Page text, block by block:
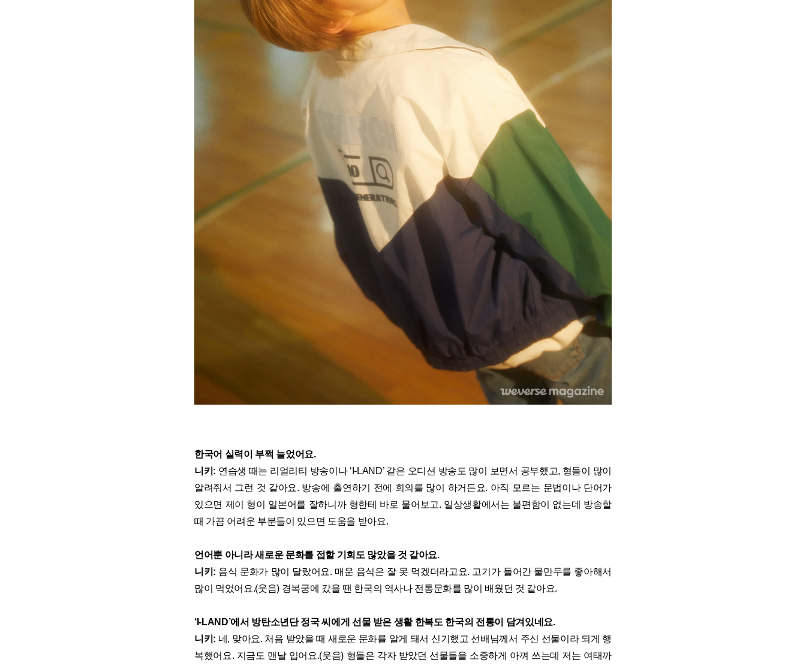
한국어 실력이 부쩍 늘었어요.
니키: 연습생 때는 리얼리티 방송이나 ‘I-LAND’ 같은 오디션 방송도 많이 보면서 공부했고, 형들이 많이
알려줘서 그런 것 같아요. 방송에 출연하기 전에 회의를 많이 하거든요. 아직 모르는 문법이나 단어가
있으면 제이 형이 일본어를 잘하니까 형한테 바로 물어보고. 일상생활에서는 불편함이 없는데 방송할
때 가끔 어려운 부분들이 있으면 도움을 받아요.
언어뿐 아니라 새로운 문화를 접할 기회도 많았을 것 같아요.
니키: 음식 문화가 많이 달랐어요. 매운 음식은 잘 못 먹겠더라고요. 고기가 들어간 물만두를 좋아해서
많이 먹었어요.(웃음) 경복궁에 갔을 땐 한국의 역사나 전통문화를 많이 배웠던 것 같아요.
‘I-LAND’에서 방탄소년단 정국 씨에게 선물 받은 생활 한복도 한국의 전통이 담겨있네요.
니키: 네, 맞아요. 처음 받았을 때 새로운 문화를 알게 돼서 신기했고 선배님께서 주신 선물이라 되게 행
복했어요. 지금도 맨날 입어요.(웃음) 형들은 각자 받았던 선물들을 소중하게 아껴 쓰는데 저는 여태까